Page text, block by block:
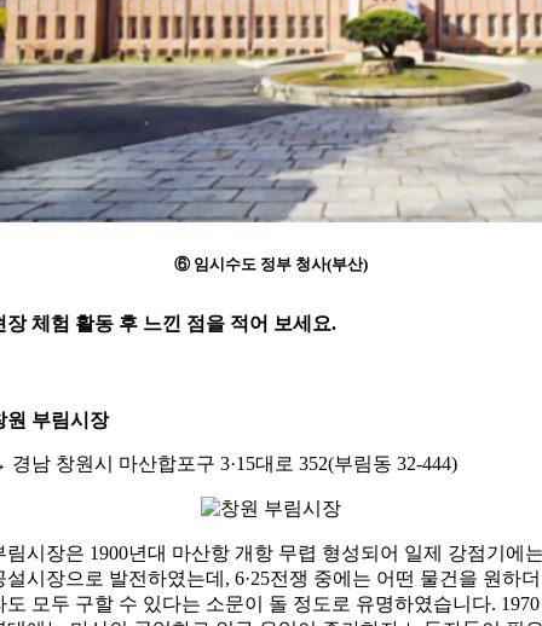
⑥ 임시수도 정부 청사(부산)
장 체험 활동 후 느낀 점을 적어 보세요.
원 부림시장
경남 창원시 마산합포구 3·15대로 352(부림동 32-444)
림시장은 1900년대 마산항 개항 무렵 형성되어 일제 강점기에
설시장으로 발전하였는데, 6·25전쟁 중에는 어떤 물건을 원하더
도 모두 구할 수 있다는 소문이 돌 정도로 유명하였습니다. 1970